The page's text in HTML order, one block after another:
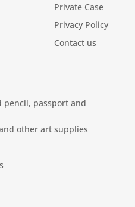
Private Case
Privacy Policy
Contact us
pencil, passport and
other art supplies